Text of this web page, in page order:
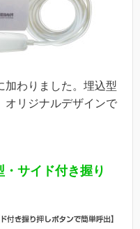
加わりました。埋込型
オリジナルデザインで
サイド付き握り